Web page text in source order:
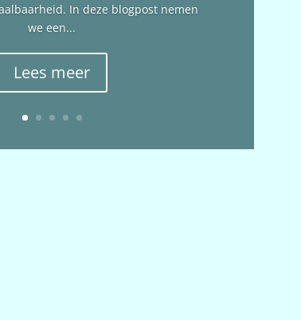
In deze blogpost nemen
we een...
Lees meer